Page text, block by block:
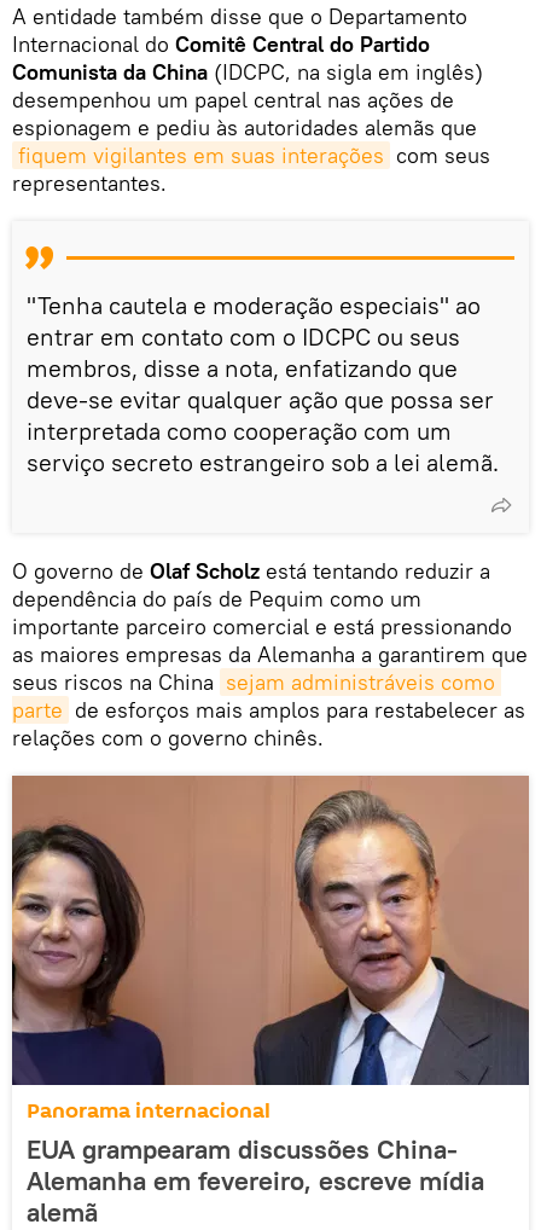
A entidade também disse que o Departamento
Internacional do Comitê Central do Partido
Comunista da China (IDCPC, na sigla em inglês)
desempenhou um papel central nas ações de
espionagem e pediu às autoridades alemãs que
fiquem vigilantes em suas interações com seus
representantes.
"Tenha cautela e moderação especiais" ao
entrar em contato com o IDCPC ou seus
membros, disse a nota, enfatizando que
deve-se evitar qualquer ação que possa ser
interpretada como cooperação com um
serviço secreto estrangeiro sob a lei alemã.
O governo de Olaf Scholz está tentando reduzir a
dependência do país de Pequim como um
importante parceiro comercial e está pressionando
as maiores empresas da Alemanha a garantirem que
seus riscos na China sejam administráveis ​​como
parte de esforços mais amplos para restabelecer as
relações com o governo chinês.
Panorama internacional
EUA grampearam discussões China-
Alemanha em fevereiro, escreve mídia
alemã